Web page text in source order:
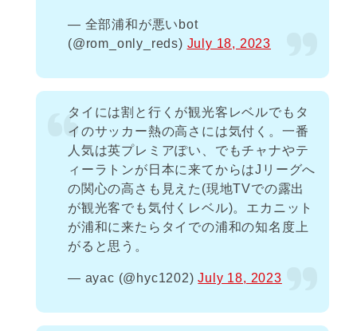
— 全部浦和が悪いbot
(@rom_only_reds) July 18, 2023
タイには割と行くが観光客レベルでもタ
イのサッカー熱の高さには気付く。一番
人気は英プレミアぽい、でもチャナやテ
ィーラトンが日本に来てからはJリーグへ
の関心の高さも見えた(現地TVでの露出
が観光客でも気付くレベル)。エカニット
が浦和に来たらタイでの浦和の知名度上
がると思う。
— ayac (@hyc1202)July 18, 2023